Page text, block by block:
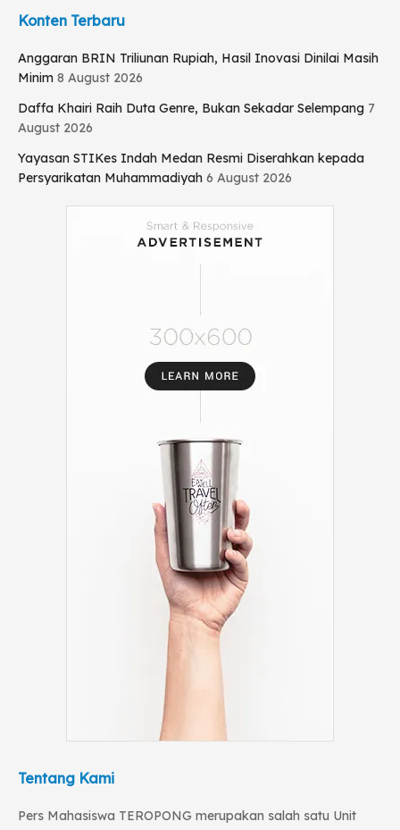
Konten Terbaru
Anggaran BRIN Triliunan Rupiah, Hasil Inovasi Dinilai Masih
Minim 8 August 2026
Daffa Khairi Raih Duta Genre, Bukan Sekadar Selempang 7
August 2026
Yayasan STIKes Indah Medan Resmi Diserahkan kepada
Persyarikatan Muhammadiyah 6 August 2026
Tentang Kami
Pers Mahasiswa TEROPONG merupakan salah satu Unit